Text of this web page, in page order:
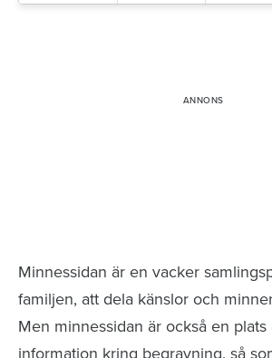
Minnessidan är en vacker
familjen, att dela känslor och
Men minnessidan är också en
information kring begravning, så